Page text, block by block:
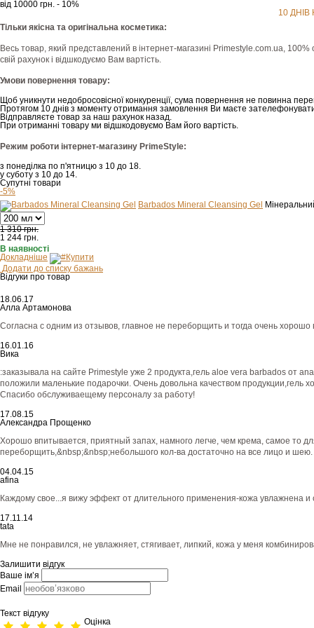
від 10000 грн. - 10%
10
Тільки якісна та оригінальна косметика:
Весь товар, який представлений в інтернет-магазині Рrimestyle.com.ua,
свій рахунок і відшкодуємо Вам вартість.
Умови повернення товару:
Щоб уникнути недобросовісної конкуренції, сума повернення не повинна
Протягом 10 днів з моменту отримання замовлення Ви маєте
Відправляєте товар за наш рахунок назад.
При отриманні товару ми відшкодовуємо Вам його вартість.
Режим роботи інтернет-магазину PrimeStyle:
з понеділка по п'ятницю з 10 до 18.
у суботу з 10 до 14.
Супутні товари
-5%
Barbados Mineral Cleansing Gel
1 310 грн.
1 244 грн.
В наявності
Докладніше
Купити
Додати до списку бажань
Відгуки про товар
18.06.17
Алла Артамонова
Согласна с одним из отзывов, главное не переборщить и тогда очень
16.01.16
Вика
:заказывала на сайте Primestyle уже 2 продукта,гель aloe vera barbados от
положили маленькие подарочки. Очень довольна качеством
Спасибо обслуживаещему персоналу за работу!
17.08.15
Александра Прощенко
Хорошо впитывается, приятный запах, намного легче, чем крема, самое то
переборщить,&nbsp;&nbsp;небольшого кол-ва достаточно на все лицо и шею.
04.04.15
afina
Каждому свое...я вижу эффект от длительного применения-кожа увлажнена
17.11.14
tata
Мне не понравился, не увлажняет, стягивает, липкий, кожа у меня
Залишити відгук
Ваше ім’я
Email
Текст відгуку
Оцінка